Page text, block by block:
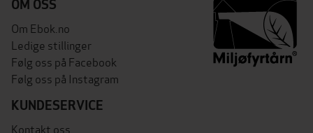
OM OSS
Om Ebok.no
Ledige stillinger
Følg oss på Facebook
Følg oss på Instagram
KUNDESERVICE
Kontakt oss